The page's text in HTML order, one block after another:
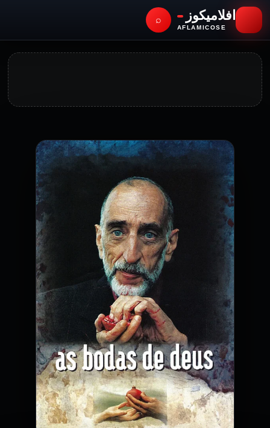
افلاميكوز
AFLAMICOSE
⌕